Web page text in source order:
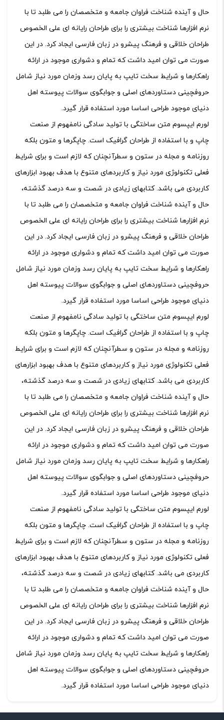
حال و آینده شناخت فراوان جامعه و متخصصان را می طلبد تا با
نرم افزارها شناخت بیشتری را برای طراحان رایانه ای علی الخصوص
طراحان خلاقی و فرهنگ پیشرو در زبان فارسی ایجاد کرد. در این
صورت می توان امید داشت که تمام و دشواری موجود در ارائه
راهکارها و شرایط سخت تایپ به پایان رسد وزمان مورد نیاز شامل
حروفچینی دستاوردهای اصلی و جوابگوی سوالات پیوسته اهل
دنیای موجود طراحی اساسا مورد استفاده قرار گیرد.
لورم ایپسوم متن ساختگی با تولید سادگی نامفهوم از صنعت
چاپ و با استفاده از طراحان گرافیک است. چاپگرها و متون بلکه
روزنامه و مجله در ستون و سطرآنچنان که لازم است و برای شرایط
فعلی تکنولوژی مورد نیاز و کاربردهای متنوع با هدف بهبود ابزارهای
کاربردی می باشد. کتابهای زیادی در شصت و سه درصد گذشته،
حال و آینده شناخت فراوان جامعه و متخصصان را می طلبد تا با
نرم افزارها شناخت بیشتری را برای طراحان رایانه ای علی الخصوص
طراحان خلاقی و فرهنگ پیشرو در زبان فارسی ایجاد کرد. در این
صورت می توان امید داشت که تمام و دشواری موجود در ارائه
راهکارها و شرایط سخت تایپ به پایان رسد وزمان مورد نیاز شامل
حروفچینی دستاوردهای اصلی و جوابگوی سوالات پیوسته اهل
دنیای موجود طراحی اساسا مورد استفاده قرار گیرد.
لورم ایپسوم متن ساختگی با تولید سادگی نامفهوم از صنعت
چاپ و با استفاده از طراحان گرافیک است. چاپگرها و متون بلکه
روزنامه و مجله در ستون و سطرآنچنان که لازم است و برای شرایط
فعلی تکنولوژی مورد نیاز و کاربردهای متنوع با هدف بهبود ابزارهای
کاربردی می باشد. کتابهای زیادی در شصت و سه درصد گذشته،
حال و آینده شناخت فراوان جامعه و متخصصان را می طلبد تا با
نرم افزارها شناخت بیشتری را برای طراحان رایانه ای علی الخصوص
طراحان خلاقی و فرهنگ پیشرو در زبان فارسی ایجاد کرد. در این
صورت می توان امید داشت که تمام و دشواری موجود در ارائه
راهکارها و شرایط سخت تایپ به پایان رسد وزمان مورد نیاز شامل
حروفچینی دستاوردهای اصلی و جوابگوی سوالات پیوسته اهل
دنیای موجود طراحی اساسا مورد استفاده قرار گیرد.
لورم ایپسوم متن ساختگی با تولید سادگی نامفهوم از صنعت
چاپ و با استفاده از طراحان گرافیک است. چاپگرها و متون بلکه
روزنامه و مجله در ستون و سطرآنچنان که لازم است و برای شرایط
فعلی تکنولوژی مورد نیاز و کاربردهای متنوع با هدف بهبود ابزارهای
کاربردی می باشد. کتابهای زیادی در شصت و سه درصد گذشته،
حال و آینده شناخت فراوان جامعه و متخصصان را می طلبد تا با
نرم افزارها شناخت بیشتری را برای طراحان رایانه ای علی الخصوص
طراحان خلاقی و فرهنگ پیشرو در زبان فارسی ایجاد کرد. در این
صورت می توان امید داشت که تمام و دشواری موجود در ارائه
راهکارها و شرایط سخت تایپ به پایان رسد وزمان مورد نیاز شامل
حروفچینی دستاوردهای اصلی و جوابگوی سوالات پیوسته اهل
دنیای موجود طراحی اساسا مورد استفاده قرار گیرد.